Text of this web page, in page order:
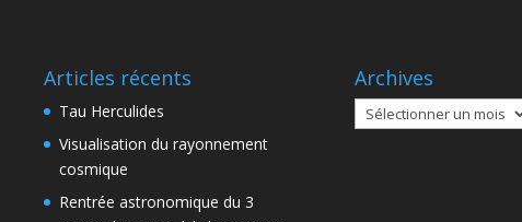
Articles récents
Tau Herculides
Visualisation du rayonnement
cosmique
Rentrée astronomique du 3
Archives
Archives